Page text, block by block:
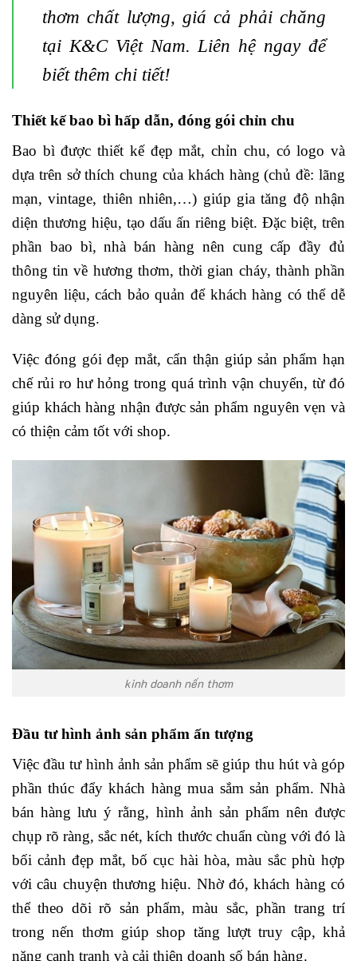
thơm chất lượng, giá cả phải chăng
tại K&C Việt Nam. Liên hệ ngay để
biết thêm chi tiết!
Thiết kế bao bì hấp dẫn, đóng gói chỉn chu
Bao bì được thiết kế đẹp mắt, chỉn chu, có logo và
dựa trên sở thích chung của khách hàng (chủ đề: lãng
mạn, vintage, thiên nhiên,…) giúp gia tăng độ nhận
diện thương hiệu, tạo dấu ấn riêng biệt. Đặc biệt, trên
phần bao bì, nhà bán hàng nên cung cấp đầy đủ
thông tin về hương thơm, thời gian cháy, thành phần
nguyên liệu, cách bảo quản để khách hàng có thể dễ
dàng sử dụng.
Việc đóng gói đẹp mắt, cẩn thận giúp sản phẩm hạn
chế rủi ro hư hỏng trong quá trình vận chuyển, từ đó
giúp khách hàng nhận được sản phẩm nguyên vẹn và
có thiện cảm tốt với shop.
kinh doanh nến thơm
Đầu tư hình ảnh sản phẩm ấn tượng
Việc đầu tư hình ảnh sản phẩm sẽ giúp thu hút và góp
phần thúc đẩy khách hàng mua sắm sản phẩm. Nhà
bán hàng lưu ý rằng, hình ảnh sản phẩm nên được
chụp rõ ràng, sắc nét, kích thước chuẩn cùng với đó là
bối cảnh đẹp mắt, bố cục hài hòa, màu sắc phù hợp
với câu chuyện thương hiệu. Nhờ đó, khách hàng có
thể theo dõi rõ sản phẩm, màu sắc, phần trang trí
trong nến thơm giúp shop tăng lượt truy cập, khả
năng cạnh tranh và cải thiện doanh số bán hàng.